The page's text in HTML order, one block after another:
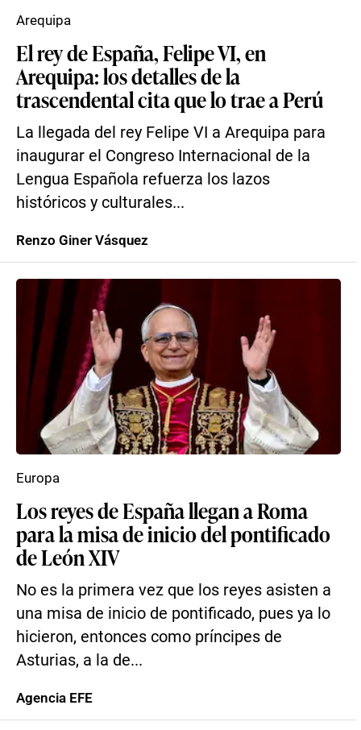
El rey de España, Felipe VI, en
Arequipa: los detalles de la
trascendental cita que lo trae a Perú
La llegada del rey Felipe VI a Arequipa para
inaugurar el Congreso Internacional de la
Lengua Española refuerza los lazos
históricos y culturales...
Arequipa
Renzo Giner Vásquez
Los reyes de España llegan a Roma
para la misa de inicio del pontificado
de León XIV
No es la primera vez que los reyes asisten a
una misa de inicio de pontificado, pues ya lo
hicieron, entonces como príncipes de
Asturias, a la de...
Europa
Agencia EFE